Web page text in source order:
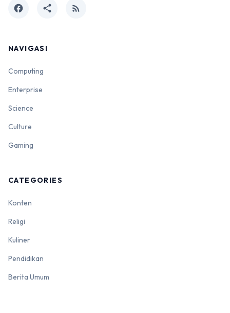
facebook share rss_feed
NAVIGASI
Computing
Enterprise
Science
Culture
Gaming
CATEGORIES
Konten
Religi
Kuliner
Pendidikan
Berita Umum